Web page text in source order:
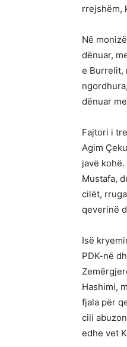
rrejshëm,
Në
dënuar,
e Burrelit,
dënuar
Fajtori i
Agim
javë
Mustafa,
cilët,
qeverinë
Isë
PDK-në
Hashimi,
fjala për
cili
edhe vet